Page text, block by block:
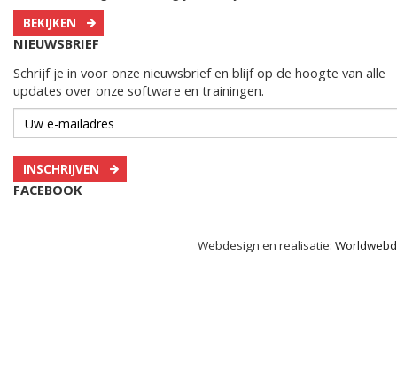
BEKIJKEN
NIEUWSBRIEF
Schrijf je in voor onze nieuwsbrief en blijf op de hoogte van alle
updates over onze software en trainingen.
INSCHRIJVEN
FACEBOOK
Webdesign en realisatie: